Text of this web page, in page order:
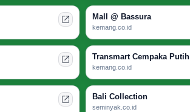
Mall @ Bassura
kemang.co.id
Transmart Cempaka Putih
kemang.co.id
Bali Collection
seminyak.co.id